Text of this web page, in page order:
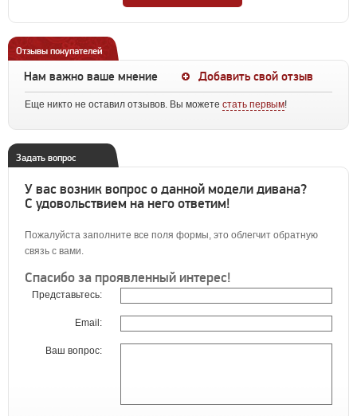
Отзывы покупателей
Нам важно ваше мнение Добавить свой отзыв
Еще никто не оставил отзывов. Вы можете стать первым!
Задать вопрос
У вас возник вопрос о данной модели дивана?
С удовольствием на него ответим!
Пожалуйста заполните все поля формы, это облегчит обратную
связь с вами.
Спасибо за проявленный интерес!
Представьтесь:
Email:
Ваш вопрос: